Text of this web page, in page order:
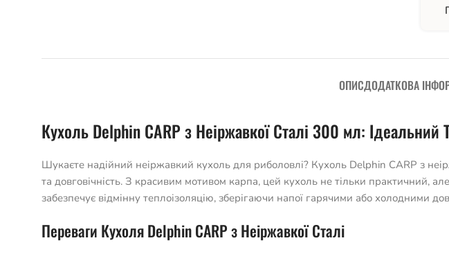
ОПИСДОДАТКОВА
Кухоль Delphin CARP з Неіржавкої Сталі 300 мл:
Шукаєте надійний неіржавкий кухоль для риболовлі? Кухоль Delphin CARP з
та довговічність. З красивим мотивом карпа, цей кухоль не тільки практичний,
забезпечує відмінну теплоізоляцію, зберігаючи напої гарячими або холодними
Переваги Кухоля Delphin CARP з Неіржавкої Сталі